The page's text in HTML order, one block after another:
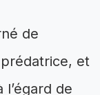
de
et
de